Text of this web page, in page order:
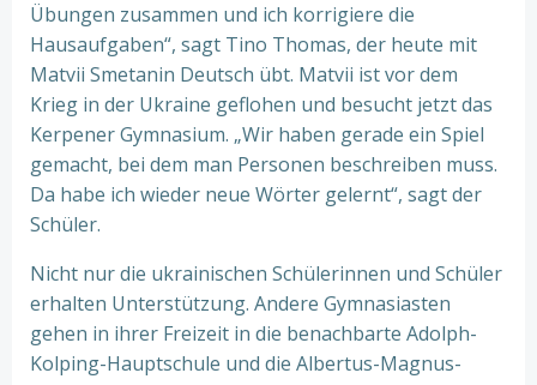
Übungen zusammen und ich korrigiere die
Hausaufgaben“, sagt Tino Thomas, der heute mit
Matvii Smetanin Deutsch übt. Matvii ist vor dem
Krieg in der Ukraine geflohen und besucht jetzt das
Kerpener Gymnasium. „Wir haben gerade ein Spiel
gemacht, bei dem man Personen beschreiben muss.
Da habe ich wieder neue Wörter gelernt“, sagt der
Schüler.
Nicht nur die ukrainischen Schülerinnen und Schüler
erhalten Unterstützung. Andere Gymnasiasten
gehen in ihrer Freizeit in die benachbarte Adolph-
Kolping-Hauptschule und die Albertus-Magnus-